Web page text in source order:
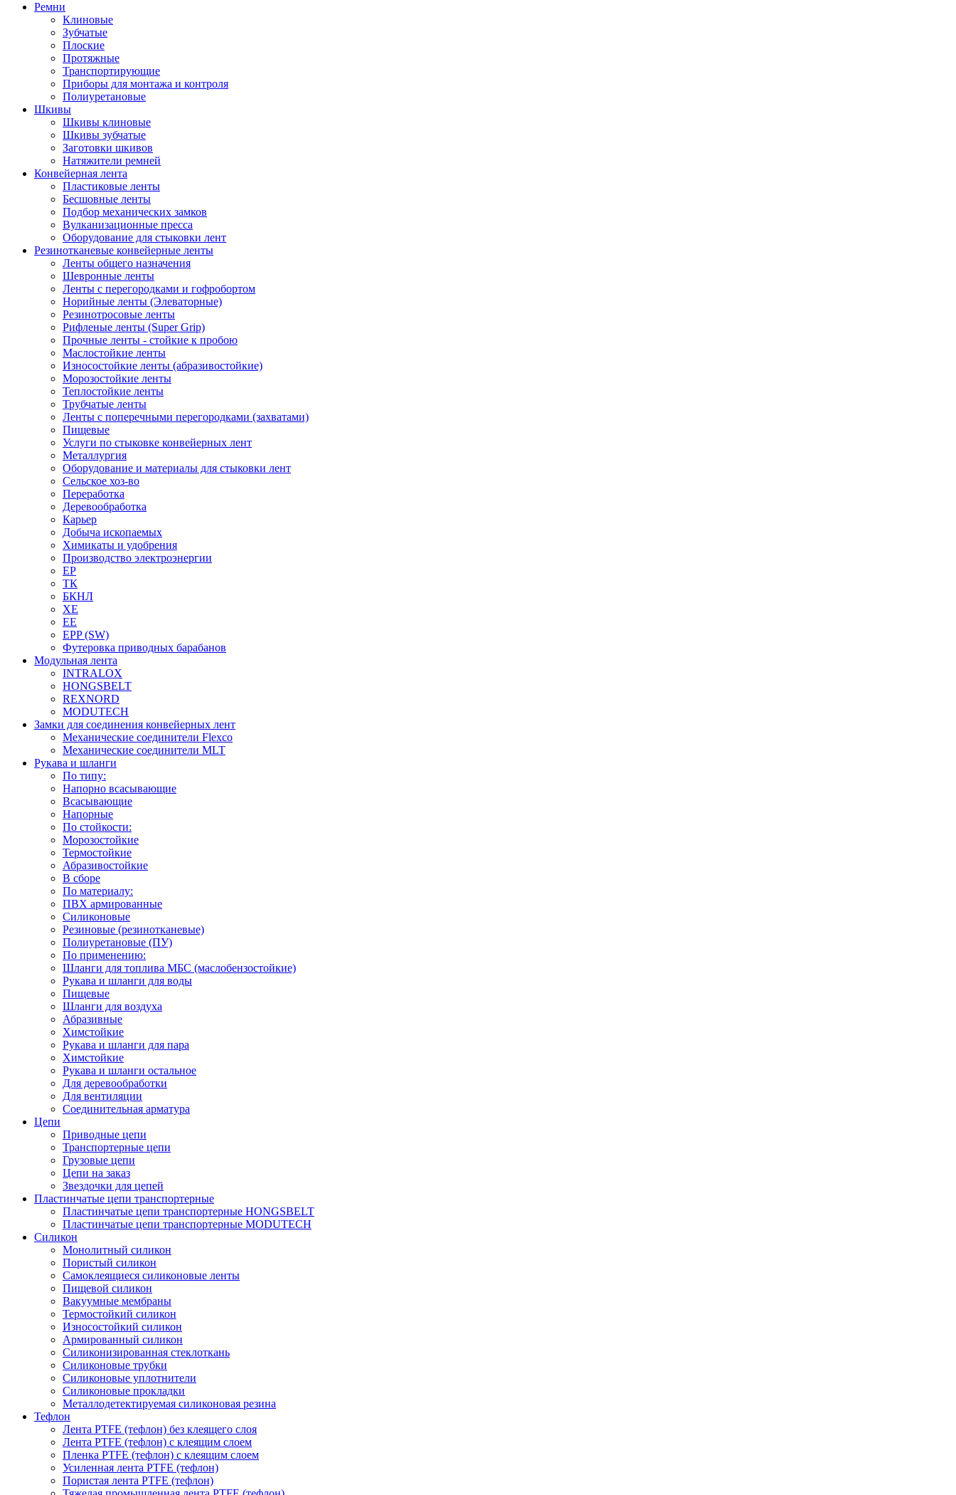
Ремни
Клиновые
Зубчатые
Плоские
Протяжные
Транспортирующие
Приборы для монтажа и контроля
Полиуретановые
Шкивы
Шкивы клиновые
Шкивы зубчатые
Заготовки шкивов
Натяжители ремней
Конвейерная лента
Пластиковые ленты
Бесшовные ленты
Подбор механических замков
Вулканизационные пресса
Оборудование для стыковки лент
Резинотканевые конвейерные ленты
Ленты общего назначения
Шевронные ленты
Ленты с перегородками и гофробортом
Норийные ленты (Элеваторные)
Резинотросовые ленты
Рифленые ленты (Super Grip)
Прочные ленты - стойкие к пробою
Маслостойкие ленты
Износостойкие ленты (абразивостойкие)
Морозостойкие ленты
Теплостойкие ленты
Трубчатые ленты
Ленты с поперечными перегородками (захватами)
Пищевые
Услуги по стыковке конвейерных лент
Металлургия
Оборудование и материалы для стыковки лент
Сельское хоз-во
Переработка
Деревообработка
Карьер
Добыча ископаемых
Химикаты и удобрения
Производство электроэнергии
EP
ТК
БКНЛ
XE
EE
EPP (SW)
Футеровка приводных барабанов
Модульная лента
INTRALOX
HONGSBELT
REXNORD
MODUTECH
Замки для соединения конвейерных лент
Механические соединители Flexco
Механические соединители MLT
Рукава и шланги
По типу:
Напорно всасывающие
Всасывающие
Напорные
По стойкости:
Морозостойкие
Термостойкие
Абразивостойкие
В сборе
По материалу:
ПВХ армированные
Силиконовые
Резиновые (резинотканевые)
Полиуретановые (ПУ)
По применению:
Шланги для топлива МБС (маслобензостойкие)
Рукава и шланги для воды
Пищевые
Шланги для воздуха
Абразивные
Химстойкие
Рукава и шланги для пара
Химстойкие
Рукава и шланги остальное
Для деревообработки
Для вентиляции
Соединительная арматура
Цепи
Приводные цепи
Транспортерные цепи
Грузовые цепи
Цепи на заказ
Звездочки для цепей
Пластинчатые цепи транспортерные
Пластинчатые цепи транспортерные HONGSBELT
Пластинчатые цепи транспортерные MODUTECH
Силикон
Монолитный силикон
Пористый силикон
Самоклеящиеся силиконовые ленты
Пищевой силикон
Вакуумные мембраны
Термостойкий силикон
Износостойкий силикон
Армированный силикон
Силиконизированная стеклоткань
Силиконовые трубки
Силиконовые уплотнители
Силиконовые прокладки
Металлодетектируемая силиконовая резина
Тефлон
Лента PTFE (тефлон) без клеящего слоя
Лента PTFE (тефлон) с клеящим слоем
Пленка PTFE (тефлон) с клеящим слоем
Усиленная лента PTFE (тефлон)
Пористая лента PTFE (тефлон)